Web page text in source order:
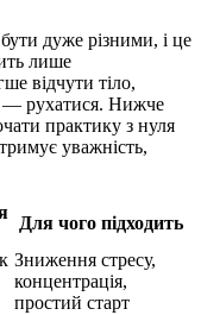
дуже різними, і це
лише
відчути тіло,
— рухатися. Нижче
практику з нуля
уважність,
Для чого підходить
Зниження стресу,
концентрація,
простий старт